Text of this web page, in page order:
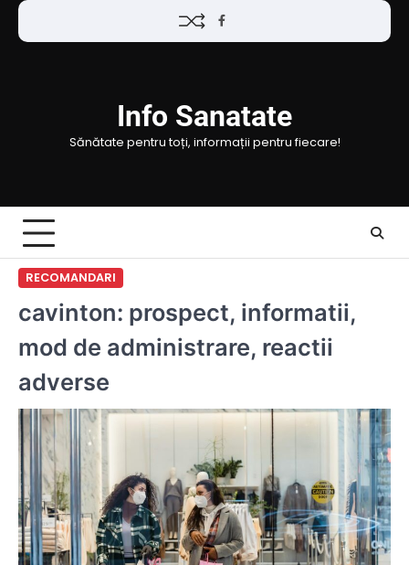
Skip
Facebook
Info Sanatate
Sănătate pentru toți, informații pentru fiecare!
RECOMANDARI
cavinton: prospect, informatii,
mod de administrare, reactii
adverse